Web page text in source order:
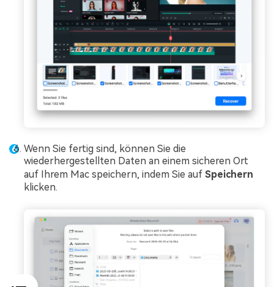
Wenn Sie fertig sind, können Sie die
wiederhergestellten Daten an einem sicheren Ort
auf Ihrem Mac speichern, indem Sie auf Speichern
klicken.